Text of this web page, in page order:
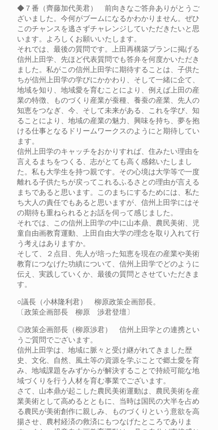
◆７番（齊藤加代美君） 前向きなご答弁ありがとうご
ざいました。今何がブームになるかわかりません。ぜひ
このチャンスを逃さずチャレンジしていただきたいと思
います。よろしくお願いいたします。
それでは、最後の質問です。上田再構築プランに掲げる
信州上田学、先ほど代表質問でも答弁を何度かいただき
ました。私がこの信州上田学に期待することは、子供た
ちが信州上田学の学びにかかわり、そして一緒に企て、
地域を知り、地域愛を育むことにより、例えば上田の産
業の特徴、ものづくり産業が蚕種、養蚕の産業、先人の
知恵をつなぎ、今、そして未来がある、これを学び、知
ることにより、地域の産業の魅力、興味を持ち、夢を抱
ける仕事となるドリームワークスのようにと期待してい
ます。
信州上田学のキャッチをおかりすれば、住みたい理由を
言えるまちをつくる、志がとても高く感銘いたしまし
た。私も大学生を持つ親です。その心境は大学等で一度
離れる子供たちが戻ってこれるふるさとの理由が言える
まちであると思います。このまちにするためには、私た
ち大人の責任でもあると思いますが、信州上田学にはそ
の期待も重ねられるとお話を伺って感じました。
それでは、この信州上田学の中に山本鼎、農民美術、児
童自由画教育運動、上田自由大学の理念を取り入れて行
う考えはありますか。
そして、２点目、先人が培った知恵を現在の産業や美術
教育につなげた功績について、信州上田学でどのように
伝え、実践していくか、最後の質問とさせていただきま
す。
○議長（小林隆利君） 柳原政策企画部長。
〔政策企画部長 柳原 渉君登壇〕
◎政策企画部長（柳原渉君） 信州上田学との連携とい
うご質問でございます。
信州上田学は、地域に脈々と受け継がれてきました歴
史、文化、自然、風土等の資源を学ぶことで郷土愛を育
み、地域課題をみずからが解決することで持続可能な地
域づくりを行う人材を育む事業でございます。
さて、山本鼎が起こした農民美術運動は、農民美術を産
業美術として高めるとともに、当時は国民の大半を占め
る農民が美術創作に親しみ、ものづくりという意欲を高
揚させ、農村経済の救済にもつなげたところでありま